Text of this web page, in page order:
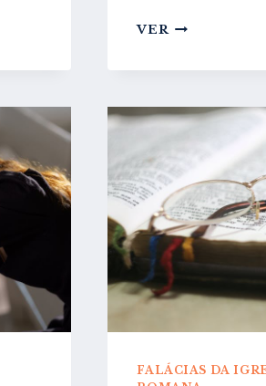
VER EUTANÁSIA
A
FALÁCIAS DA